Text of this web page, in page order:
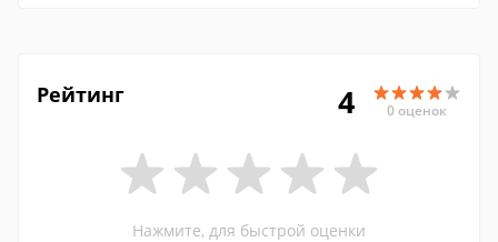
Рейтинг 4 0 оценок
Нажмите, для быстрой оценки